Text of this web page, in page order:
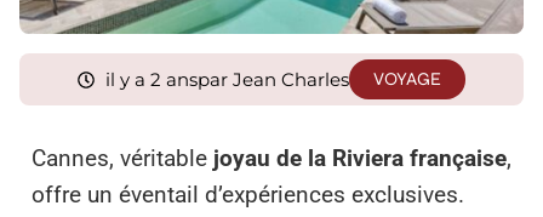
il y a 2 anspar Jean Charles VOYAGE
Cannes, véritable joyau de la Riviera française,
offre un éventail d’expériences exclusives.